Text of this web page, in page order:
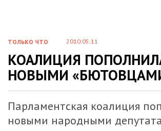
ТОЛЬКО ЧТО 2010.05.11
КОАЛИЦИЯ
НОВЫМИ
Парламентская коалиция
новыми народными